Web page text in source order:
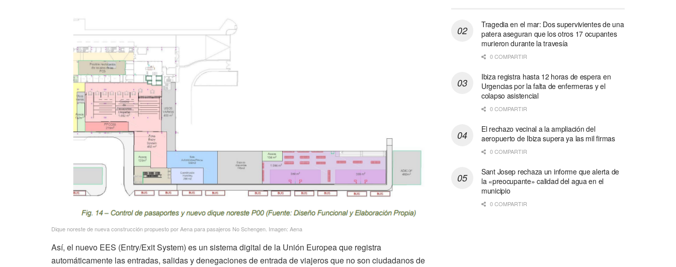
Dique noreste de nueva construcción propuesto por Aena para pasajeros No Schengen. Imagen: Aena
Así, el nuevo EES (Entry/Exit System) es un sistema digital de la Unión Europea que registra
automáticamente las entradas, salidas y denegaciones de entrada de viajeros que no son ciudadanos de
Tragedia en el mar: Dos supervivientes de una
patera aseguran que los otros 17 ocupantes
murieron durante la travesía
0 COMPARTIR
Ibiza registra hasta 12 horas de espera en
Urgencias por la falta de enfermeras y el
colapso asistencial
0 COMPARTIR
El rechazo vecinal a la ampliación del
aeropuerto de Ibiza supera ya las mil firmas
0 COMPARTIR
Sant Josep rechaza un informe que alerta de
la «preocupante» calidad del agua en el
municipio
0 COMPARTIR